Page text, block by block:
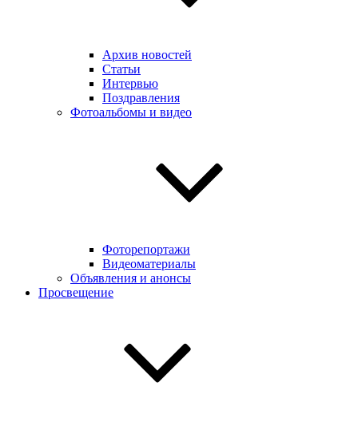
Архив новостей
Статьи
Интервью
Поздравления
Фотоальбомы и видео
Фоторепортажи
Видеоматериалы
Объявления и анонсы
Просвещение